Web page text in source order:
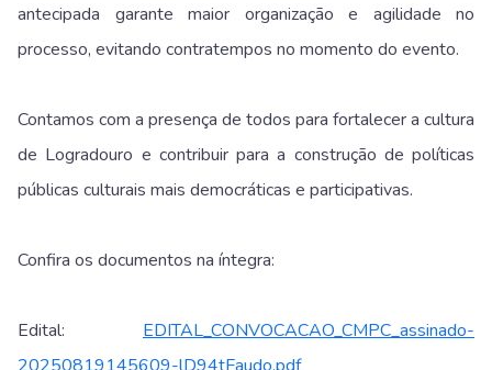
antecipada garante maior organização e agilidade no
processo, evitando contratempos no momento do evento.
Contamos com a presença de todos para fortalecer a cultura
de Logradouro e contribuir para a construção de políticas
públicas culturais mais democráticas e participativas.
Confira os documentos na íntegra:
Edital: EDITAL_CONVOCACAO_CMPC_assinado-